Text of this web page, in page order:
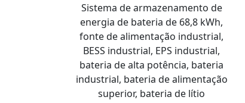
Sistema de armazenamento de
energia de bateria de 68,8 kWh,
fonte de alimentação industrial,
BESS industrial, EPS industrial,
bateria de alta potência, bateria
industrial, bateria de alimentação
superior, bateria de lítio